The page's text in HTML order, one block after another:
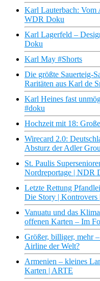
Karl Lauterbach: Vom
WDR Doku
Karl Lagerfeld –
Doku
Karl May #Shorts
Die größte Sauerteig-
Raritäten aus Karl de
Karl Heines fast
#doku
Hochzeit mit 18:
Wirecard 2.0:
Absturz der Adler
St. Paulis
Nordreportage | NDR
Letzte Rettung
Die Story | Kontrovers
Vanuatu und das
offenen Karten – Im
Größer, billiger, mehr
Airline der Welt?
Armenien – kleines
Karten | ARTE